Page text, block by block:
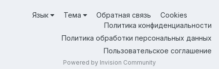
Язык Тема Обратная связь
Cookies
Политика конфиденциальности
Политика обработки персональных данных
Пользовательское соглашение
Powered by Invision Community